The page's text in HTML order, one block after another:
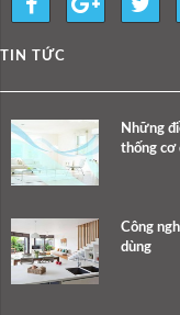
TIN TỨC
Những
thống cơ
Công
dùng